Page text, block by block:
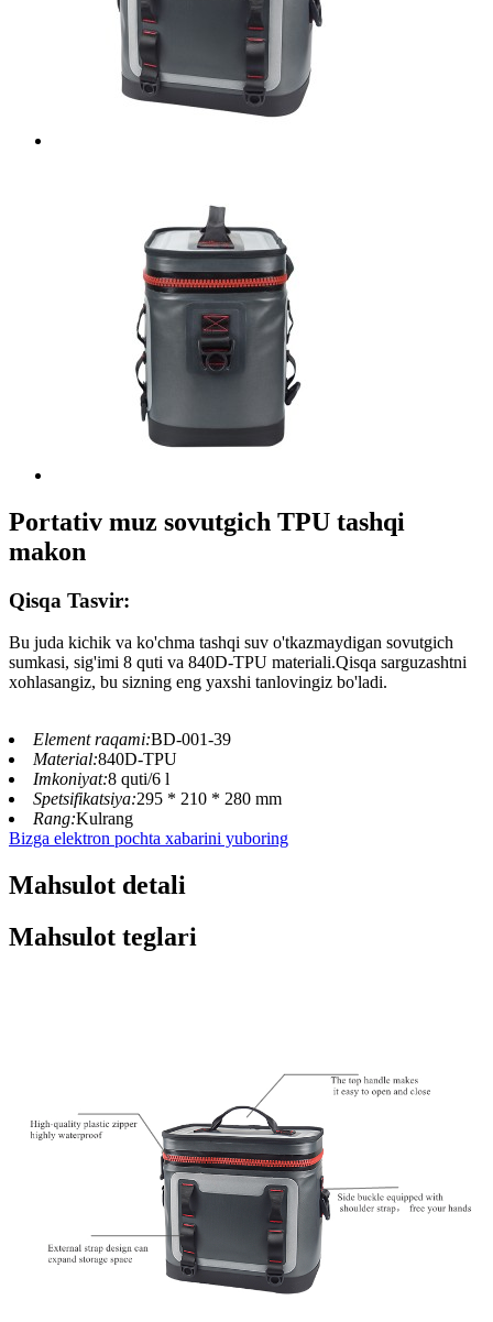
Portativ muz sovutgich TPU tashqi
makon
Qisqa Tasvir:
Bu juda kichik va ko'chma tashqi suv o'tkazmaydigan sovutgich
sumkasi, sig'imi 8 quti va 840D-TPU materiali.Qisqa sarguzashtni
xohlasangiz, bu sizning eng yaxshi tanlovingiz bo'ladi.
Element raqami:BD-001-39
Material:840D-TPU
Imkoniyat:8 quti/6 l
Spetsifikatsiya:295 * 210 * 280 mm
Rang:Kulrang
Bizga elektron pochta xabarini yuboring
Mahsulot detali
Mahsulot teglari